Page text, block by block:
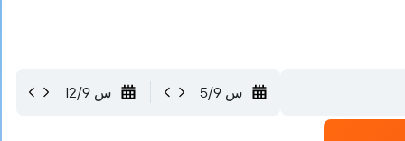
س 5/9 س 12/9